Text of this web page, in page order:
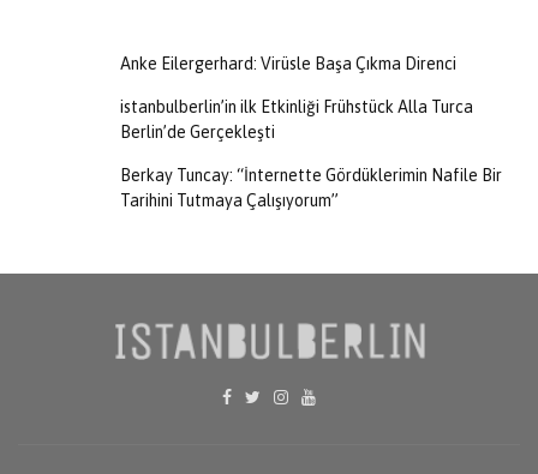
Anke Eilergerhard: Virüsle Başa Çıkma Direnci
istanbulberlin’in ilk Etkinliği Frühstück Alla Turca
Berlin’de Gerçekleşti
Berkay Tuncay: “İnternette Gördüklerimin Nafile Bir
Tarihini Tutmaya Çalışıyorum”